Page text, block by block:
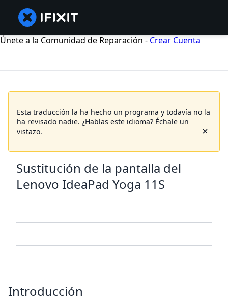
Únete a la Comunidad de Reparación - Crear Cuenta
Esta traducción la ha hecho un programa y todavía no la
ha revisado nadie. ¿Hablas este idioma? Échale un
vistazo.
Sustitución de la pantalla del
Lenovo IdeaPad Yoga 11S
Introducción